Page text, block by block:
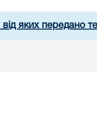
від яких передано